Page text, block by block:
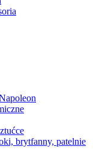
brytfanny, patelnie